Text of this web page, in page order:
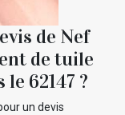
de Nef
de tuile
62147 ?
un devis